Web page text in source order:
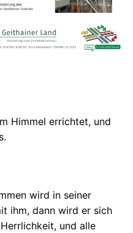
Himmel errichtet, und
wird in seiner
ihm, dann wird er sich
und alle